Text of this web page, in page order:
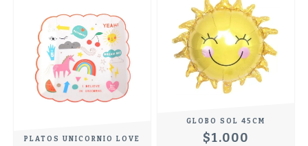
PLATOS UNICORNIO LOVE
GLOBO SOL 45CM
$1.000